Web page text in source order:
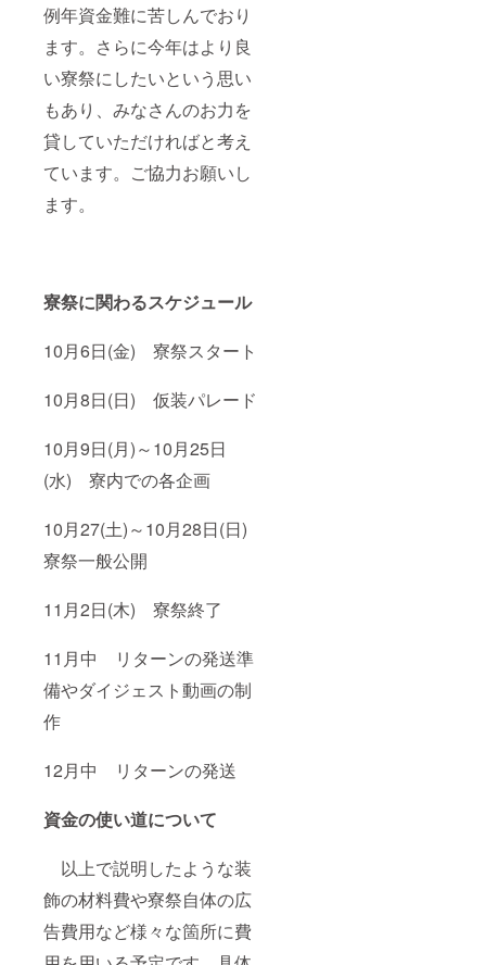
例年資金難に苦しんでおり
ます。さらに今年はより良
い寮祭にしたいという思い
もあり、みなさんのお力を
貸していただければと考え
ています。ご協力お願いし
ます。
寮祭に関わるスケジュール
10月6日(金) 寮祭スタート
10月8日(日) 仮装パレード
10月9日(月)～10月25日
(水) 寮内での各企画
10月27(土)～10月28日(日)
寮祭一般公開
11月2日(木) 寮祭終了
11月中 リターンの発送準
備やダイジェスト動画の制
作
12月中 リターンの発送
資金の使い道について
以上で説明したような装
飾の材料費や寮祭自体の広
告費用など様々な箇所に費